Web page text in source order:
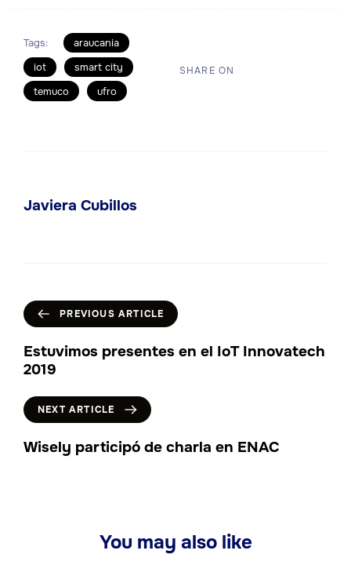
Tags:
araucania
iot
smart city
temuco
ufro
SHARE ON
Javiera Cubillos
PREVIOUS ARTICLE
Estuvimos presentes en el IoT Innovatech
2019
NEXT ARTICLE
Wisely participó de charla en ENAC
You may also like